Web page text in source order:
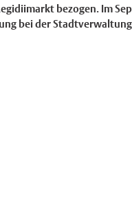
bezogen. Im
bei der